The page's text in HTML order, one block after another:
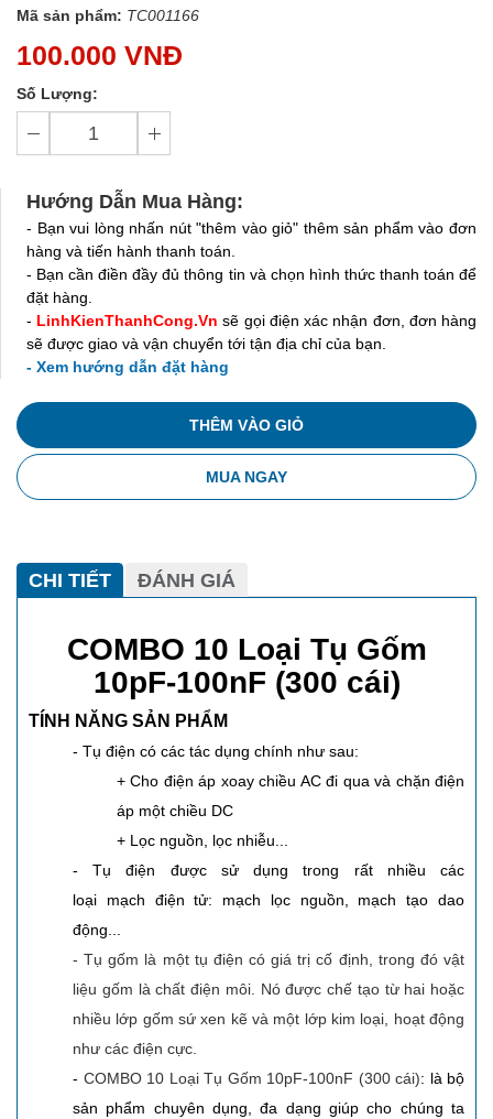
Mã sản phẩm: TC001166
100.000 VNĐ
Số Lượng:
Hướng Dẫn Mua Hàng:
- Bạn vui lòng nhấn nút "thêm vào giỏ" thêm sản phẩm vào đơn
hàng và tiến hành thanh toán.
- Bạn cần điền đầy đủ thông tin và chọn hình thức thanh toán để
đặt hàng.
- LinhKienThanhCong.Vn sẽ gọi điện xác nhận đơn, đơn hàng
sẽ được giao và vận chuyển tới tận địa chỉ của bạn.
- Xem hướng dẫn đặt hàng
THÊM VÀO GIỎ
MUA NGAY
CHI TIẾT ĐÁNH GIÁ
COMBO 10 Loại Tụ Gốm
10pF-100nF (300 cái)
TÍNH NĂNG SẢN PHẨM
- Tụ điện có các tác dụng chính như sau:
+ Cho điện áp xoay chiều AC đi qua và chặn điện
áp một chiều DC
+ Lọc nguồn, lọc nhiễu...
- Tụ điện
được sử dụng trong rất nhiều các
loại mạch điện tử: mạch lọc nguồn, mạch tạo dao
động...
- Tụ gốm là một tụ điện có giá trị cố định, trong đó vật
liệu gốm là chất điện môi. Nó được chế tạo từ hai hoặc
nhiều lớp gốm sứ xen kẽ và một lớp kim loại, hoạt động
như các điện cực.
- COMBO 10 Loại Tụ Gốm 10pF-100nF (300 cái): là bộ
sản phẩm chuyên dụng, đa dạng giúp cho chúng ta